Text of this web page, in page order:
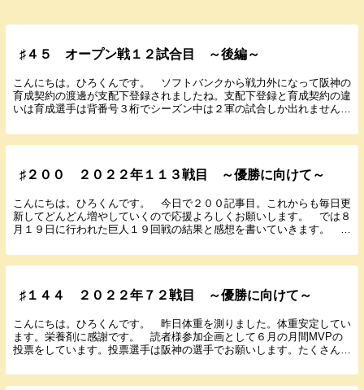
♯４５ オープン戦１２試合目 ～後編～
こんにちは。ひろくんです。 ソフトバンクから戦力外になって阪神の
育成契約の渡邊が支配下登録されましたね。支配下登録と育成契約の違
いは育成選手は背番号３桁でシーズン中は２軍の試合しか出れません。
♯２００ ２０２２年１１３戦目 ～優勝に向けて～
こんにちは。ひろくんです。 今日で２００記事目。これからも毎日更
新してどんどん増やしていくので応援よろしくお願いします。 では８
月１９日に行われた巨人１９回戦の結果と感想を書いていきます。
♯１４４ ２０２２年７２戦目 ～優勝に向けて～
こんにちは。ひろくんです。 昨日体重を測りました。体重安定してい
ます。栄養剤に感謝です。 読者様参加企画として６月の月間MVPの
投票をしています。投票選手は阪神の選手でお願いします。たくさんの